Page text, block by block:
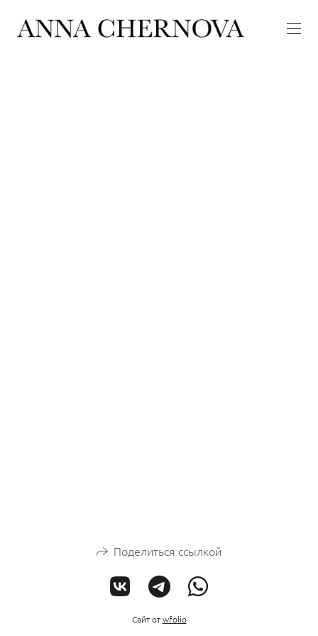
Поделиться ссылкой
Сайт отwfolio